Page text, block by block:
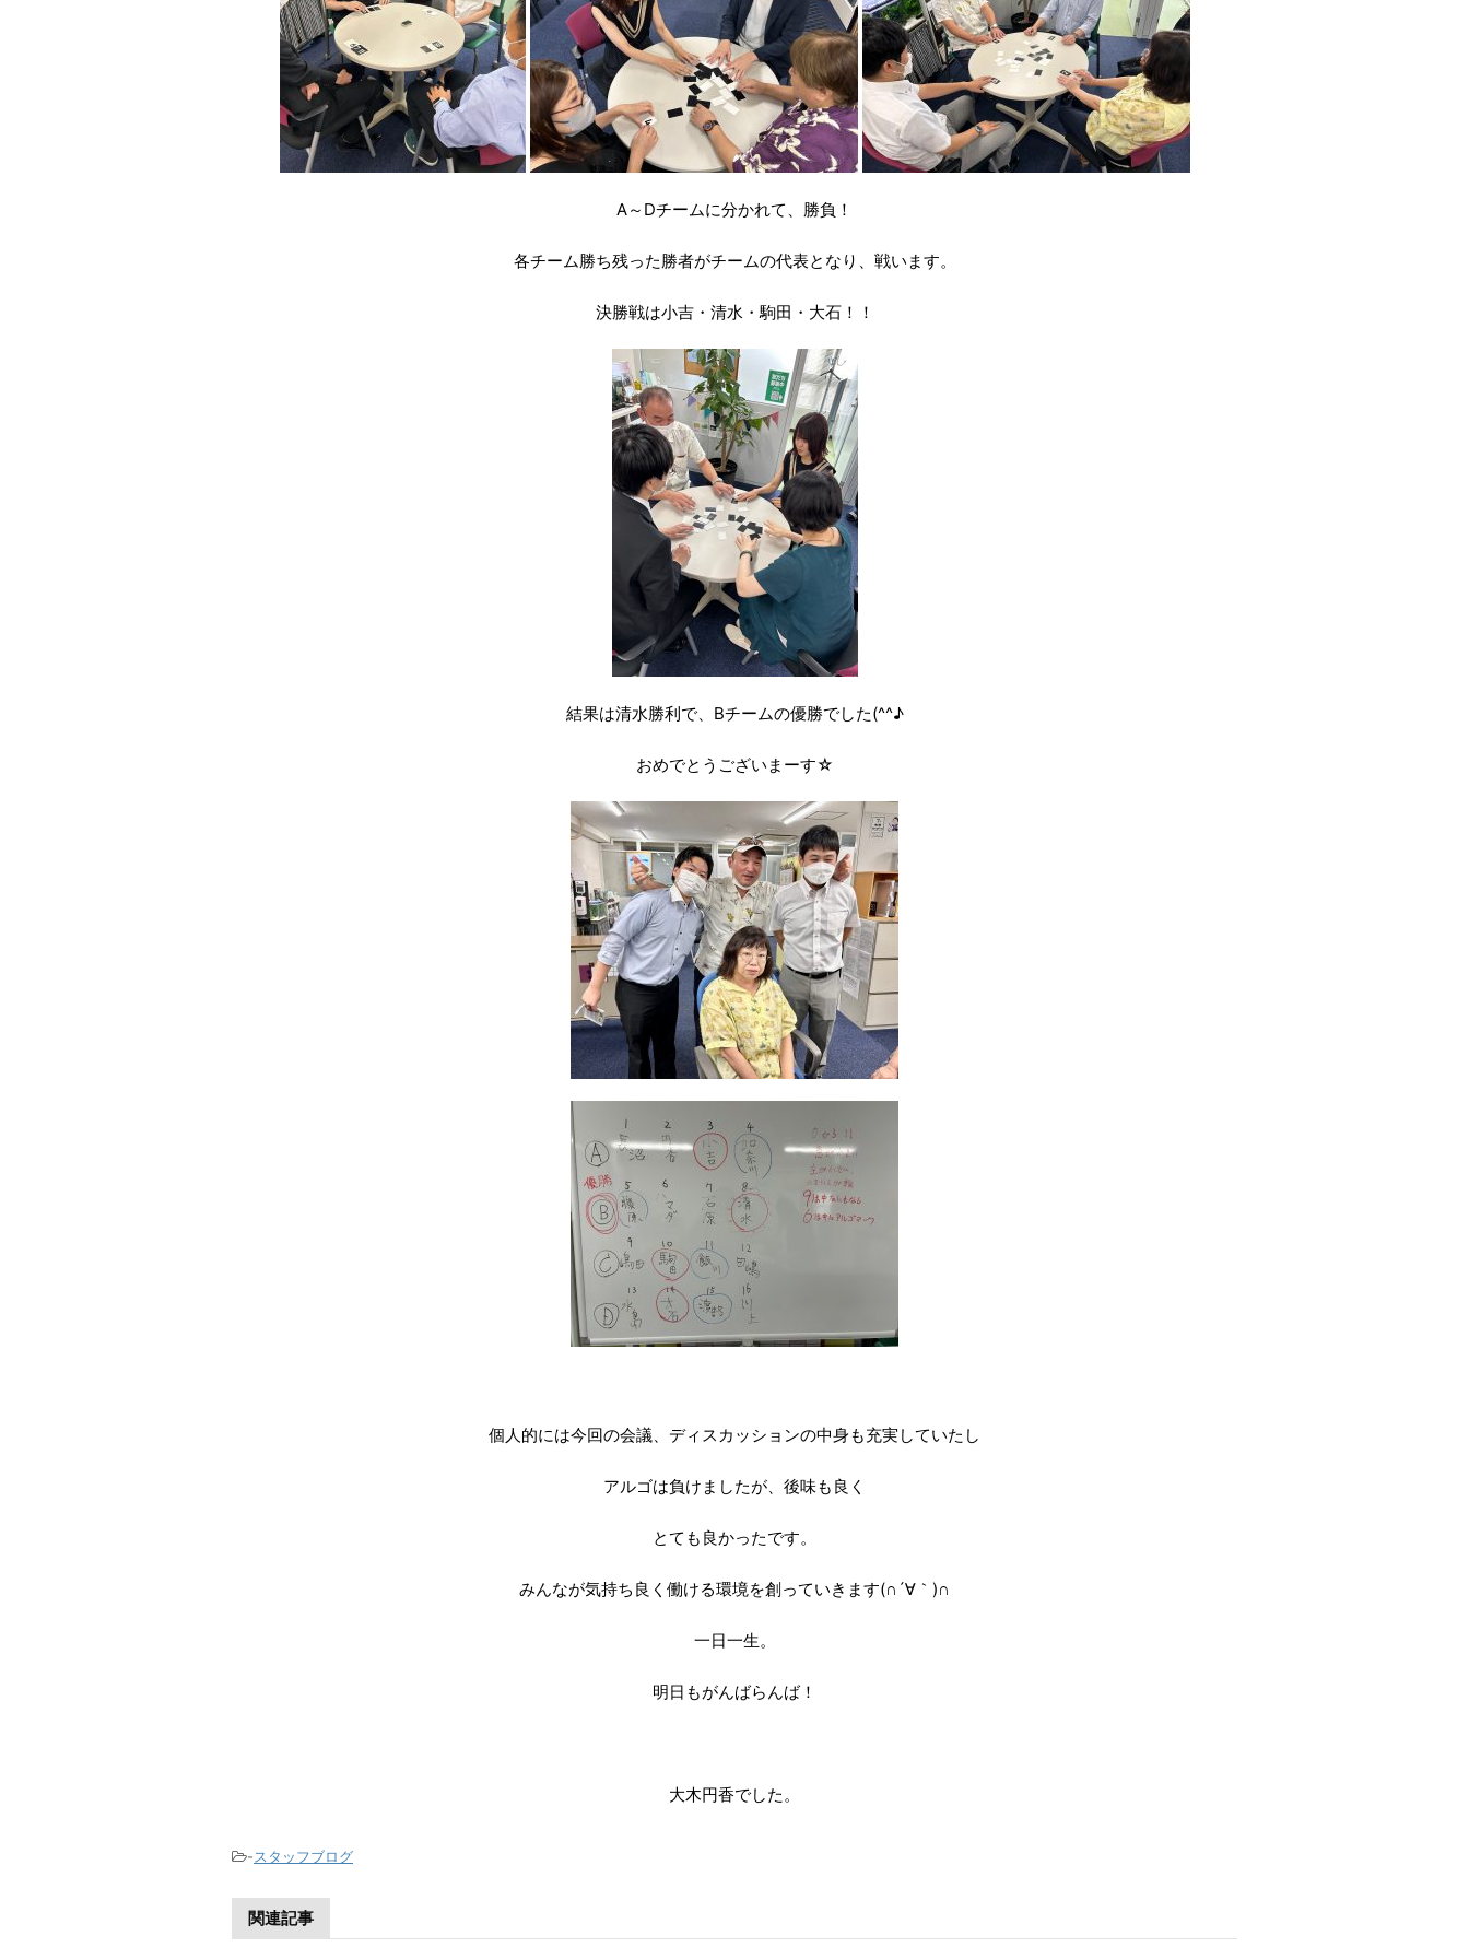
A～Dチームに分かれて、勝負！
各チーム勝ち残った勝者がチームの代表となり、戦います。
決勝戦は小吉・清水・駒田・大石！！
結果は清水勝利で、Bチームの優勝でした(^^♪
おめでとうございまーす☆
個人的には今回の会議、ディスカッションの中身も充実していたし
アルゴは負けましたが、後味も良く
とても良かったです。
みんなが気持ち良く働ける環境を創っていきます(∩´∀｀)∩
一日一生。
明日もがんばらんば！
大木円香でした。
-スタッフブログ
関連記事